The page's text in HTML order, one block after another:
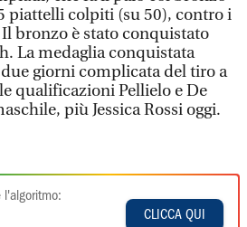
piattelli colpiti (su 50), contro i
bronzo è stato conquistato
La medaglia conquistata
due giorni complicata del tiro a
qualificazioni Pellielo e De
più Jessica Rossi oggi.
l'algoritmo:
CLICCA QUI